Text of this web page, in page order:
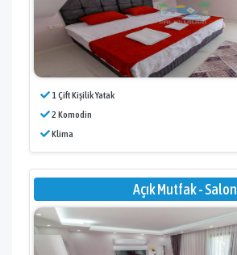
1 Çift Kişilik Yatak
2 Komodin
Klima
Açık Mutfak - Salon